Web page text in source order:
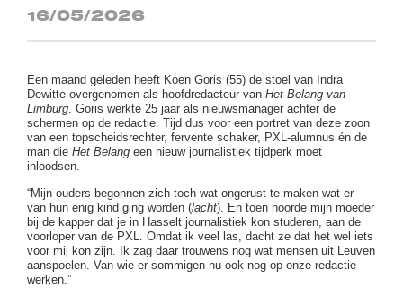
16/05/2026
Een maand geleden heeft Koen Goris (55) de stoel van Indra
Dewitte overgenomen als hoofdredacteur vanHet Belang van
Limburg. Goris werkte 25 jaar als nieuwsmanager achter de
schermen op de redactie. Tijd dus voor een portret van deze zoon
van een topscheidsrechter, fervente schaker, PXL-alumnus én de
man dieHet Belang een nieuw journalistiek tijdperk moet
inloodsen.
“Mijn ouders begonnen zich toch wat ongerust te maken wat er
van hun enig kind ging worden (lacht). En toen hoorde mijn moeder
bij de kapper dat je in Hasselt journalistiek kon studeren, aan de
voorloper van de PXL. Omdat ik veel las, dacht ze dat het wel iets
voor mij kon zijn. Ik zag daar trouwens nog wat mensen uit Leuven
aanspoelen. Van wie er sommigen nu ook nog op onze redactie
werken.”